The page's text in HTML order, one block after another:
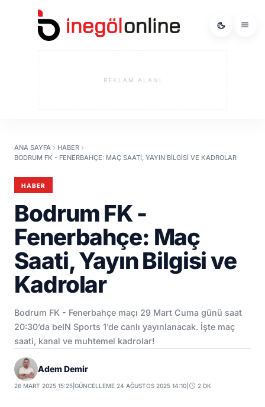
REKLAM ALANI
ANA SAYFA
HABER
BODRUM FK - FENERBAHÇE: MAÇ SAATI, YAYIN BILGISI VE KADROLAR
HABER
Bodrum FK -
Fenerbahçe: Maç
Saati, Yayın Bilgisi ve
Kadrolar
Bodrum FK - Fenerbahçe maçı 29 Mart Cuma günü saat
20:30’da beIN Sports 1’de canlı yayınlanacak. İşte maç
saati, kanal ve muhtemel kadrolar!
Adem Demir
26 MART 2025 15:25 |GÜNCELLEME 24 AĞUSTOS 2025 14:10 2 DK